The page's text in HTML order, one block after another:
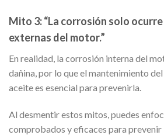
Mito 3: “La corrosión solo
externas del motor.”
En realidad, la corrosión interna del
dañina, por lo que el mantenimiento
aceite es esencial para prevenirla.
Al desmentir estos mitos, puedes
comprobados y eficaces para prevenir